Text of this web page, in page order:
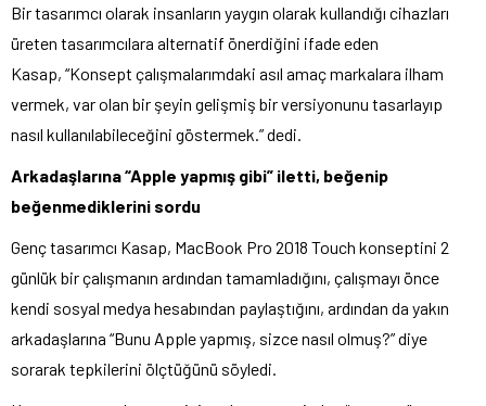
Bir tasarımcı olarak insanların yaygın olarak kullandığı cihazları
üreten tasarımcılara alternatif önerdiğini ifade eden
Kasap, “Konsept çalışmalarımdaki asıl amaç markalara ilham
vermek, var olan bir şeyin gelişmiş bir versiyonunu tasarlayıp
nasıl kullanılabileceğini göstermek.” dedi.
Arkadaşlarına “Apple yapmış gibi” iletti, beğenip
beğenmediklerini sordu
Genç tasarımcı Kasap, MacBook Pro 2018 Touch konseptini 2
günlük bir çalışmanın ardından tamamladığını, çalışmayı önce
kendi sosyal medya hesabından paylaştığını, ardından da yakın
arkadaşlarına “Bunu Apple yapmış, sizce nasıl olmuş?” diye
sorarak tepkilerini ölçtüğünü söyledi.